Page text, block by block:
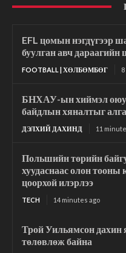
EFL цомын нэгдүгээр
буулган авч
FOOTBALL | ХӨЛБӨМБӨГ
БНХАУ-ын хиймэл
байдлын хяналтыг
ДЭЛХИЙ ДАХИНД 11
Польшийн төрийн
хуудаснаас олон
цоорхой илэрлээ
TECH 14 minutes ago
Трой Уильямсон дахин
төлөвлөж байна